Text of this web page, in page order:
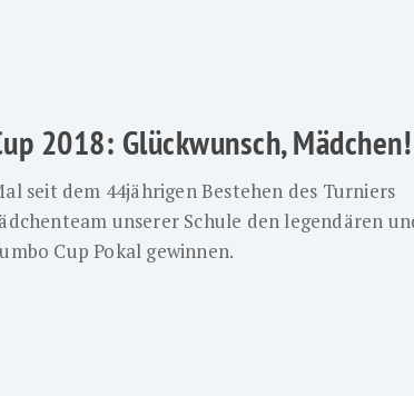
2018: Glückwunsch, Mädchen!
seit dem 44jährigen Bestehen des Turniers
unserer Schule den legendären
Cup Pokal gewinnen.